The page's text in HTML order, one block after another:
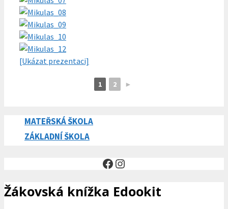
[Ukázat prezentaci]
1 2 ►
MATEŘSKÁ ŠKOLA
ZÁKLADNÍ ŠKOLA
Facebook
Instagram
Žákovská knížka Edookit